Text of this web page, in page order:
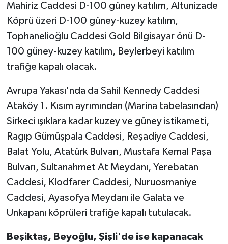
Mahiriz Caddesi D-100 güney katılım, Altunizade
Köprü üzeri D-100 güney-kuzey katılım,
Tophanelioğlu Caddesi Gold Bilgisayar önü D-
100 güney-kuzey katılım, Beylerbeyi katılım
trafiğe kapalı olacak.
Avrupa Yakası'nda da Sahil Kennedy Caddesi
Ataköy 1. Kısım ayrımından (Marina tabelasından)
Sirkeci ışıklara kadar kuzey ve güney istikameti,
Ragıp Gümüşpala Caddesi, Reşadiye Caddesi,
Balat Yolu, Atatürk Bulvarı, Mustafa Kemal Paşa
Bulvarı, Sultanahmet At Meydanı, Yerebatan
Caddesi, Klodfarer Caddesi, Nuruosmaniye
Caddesi, Ayasofya Meydanı ile Galata ve
Unkapanı köprüleri trafiğe kapalı tutulacak.
Beşiktaş, Beyoğlu, Şişli'de ise kapanacak